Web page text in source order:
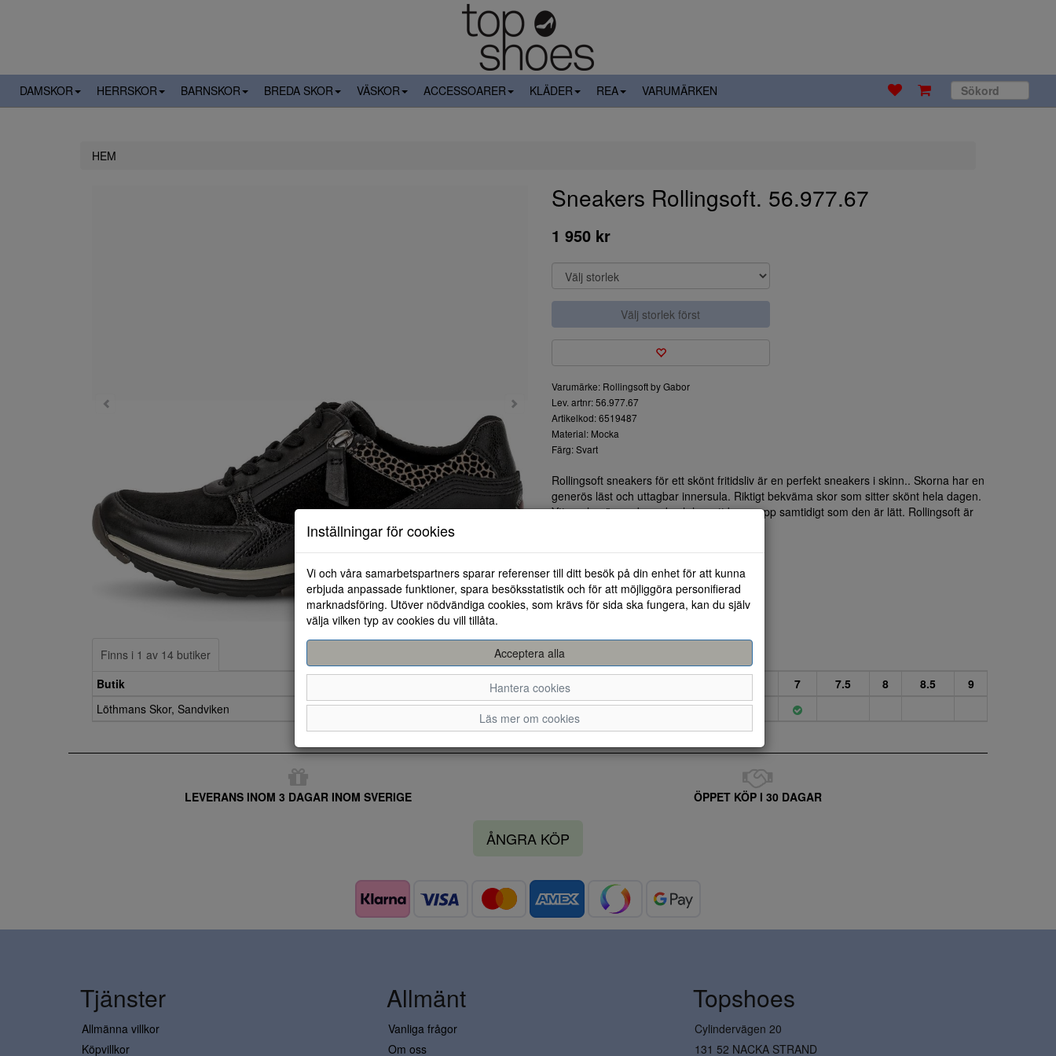
DAMSKOR HERRSKOR BARNSKOR BREDA SKOR VÄSKOR ACCESSOARER KLÄDER REA VARUMÄRKEN
HEM
Sneakers Rollingsoft. 56.977.67
1 950 kr
Välj storlek först
Varumärke: Rollingsoft by Gabor
Lev. artnr: 56.977.67
Artikelkod: 6519487
Material: Mocka
Färg: Svart
Rollingsoft sneakers för ett skönt fritidsliv är en perfekt sneakers i skinn.. Skorna har en
generös läst och uttagbar innersula. Riktigt bekväma skor som sitter skönt hela dagen.
Yttersulan är uppbyggd och har ett bra grepp samtidigt som den är lätt. Rollingsoft är
Finns i 1 av 14 butiker
Butik
3.5 4 7 7.5 8 8.5
9
Löthmans Skor, Sandviken
LEVERANS INOM 3 DAGAR INOM SVERIGE ÖPPET KÖP I 30 DAGAR
ÅNGRA KÖP
Inställningar för cookies
Vi och våra samarbetspartners sparar referenser till ditt besök på din enhet för att kunna
erbjuda anpassade funktioner, spara besöksstatistik och för att möjliggöra personifierad
marknadsföring. Utöver nödvändiga cookies, som krävs för sida ska fungera, kan du själv
välja vilken typ av cookies du vill tillåta.
Acceptera alla
Hantera cookies
Läs mer om cookies
Tjänster
Allmänna villkor
Köpvillkor
Allmänt
Vanliga frågor
Om oss
Topshoes
Cylindervägen 20
131 52 NACKA STRAND